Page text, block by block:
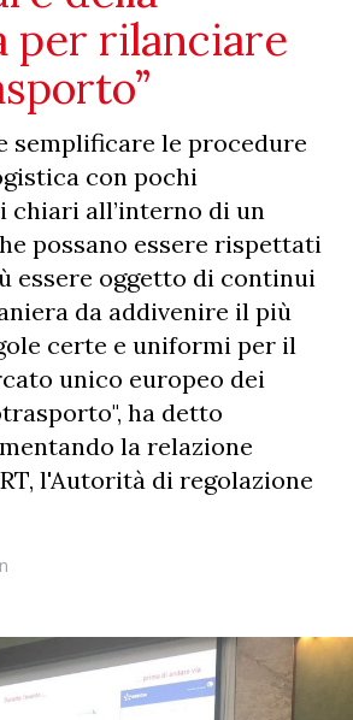
per rilanciare
semplificare le procedure
con pochi
chiari all’interno di un
possano essere rispettati
essere oggetto di continui
da addivenire il più
certe e uniformi per il
unico europeo dei
ha detto
la relazione
l'Autorità di regolazione